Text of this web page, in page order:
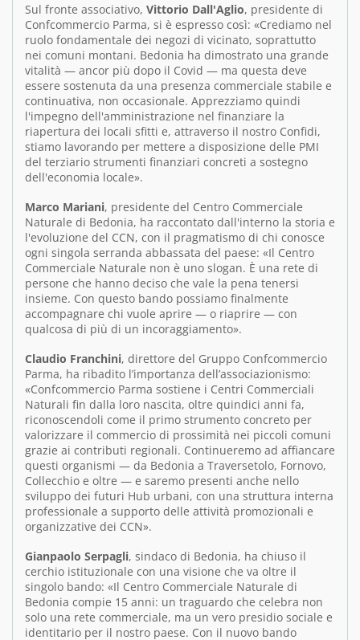
Sul fronte associativo, Vittorio Dall'Aglio, presidente di
Confcommercio Parma, si è espresso così: «Crediamo nel
ruolo fondamentale dei negozi di vicinato, soprattutto
nei comuni montani. Bedonia ha dimostrato una grande
vitalità — ancor più dopo il Covid — ma questa deve
essere sostenuta da una presenza commerciale stabile e
continuativa, non occasionale. Apprezziamo quindi
l'impegno dell'amministrazione nel finanziare la
riapertura dei locali sfitti e, attraverso il nostro Confidi,
stiamo lavorando per mettere a disposizione delle PMI
del terziario strumenti finanziari concreti a sostegno
dell'economia locale».
Marco Mariani, presidente del Centro Commerciale
Naturale di Bedonia, ha raccontato dall'interno la storia e
l'evoluzione del CCN, con il pragmatismo di chi conosce
ogni singola serranda abbassata del paese: «Il Centro
Commerciale Naturale non è uno slogan. È una rete di
persone che hanno deciso che vale la pena tenersi
insieme. Con questo bando possiamo finalmente
accompagnare chi vuole aprire — o riaprire — con
qualcosa di più di un incoraggiamento».
Claudio Franchini, direttore del Gruppo Confcommercio
Parma, ha ribadito l’importanza dell’associazionismo:
«Confcommercio Parma sostiene i Centri Commerciali
Naturali fin dalla loro nascita, oltre quindici anni fa,
riconoscendoli come il primo strumento concreto per
valorizzare il commercio di prossimità nei piccoli comuni
grazie ai contributi regionali. Continueremo ad affiancare
questi organismi — da Bedonia a Traversetolo, Fornovo,
Collecchio e oltre — e saremo presenti anche nello
sviluppo dei futuri Hub urbani, con una struttura interna
professionale a supporto delle attività promozionali e
organizzative dei CCN».
Gianpaolo Serpagli, sindaco di Bedonia, ha chiuso il
cerchio istituzionale con una visione che va oltre il
singolo bando: «Il Centro Commerciale Naturale di
Bedonia compie 15 anni: un traguardo che celebra non
solo una rete commerciale, ma un vero presidio sociale e
identitario per il nostro paese. Con il nuovo bando